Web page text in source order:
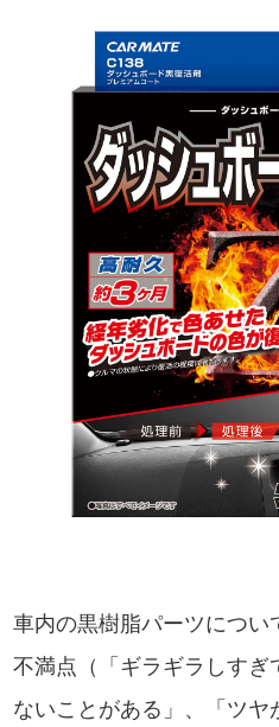
車内の黒樹脂パーツにつ
不満点（「ギラギラしすぎ
ないことがある」、「ツ